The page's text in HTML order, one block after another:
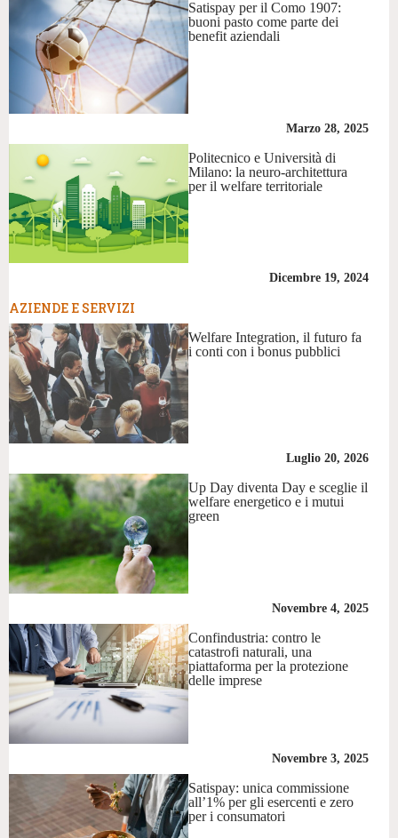
Satispay per il Como 1907:
buoni pasto come parte dei
benefit aziendali
Marzo 28, 2025
Politecnico e Università di
Milano: la neuro-architettura
per il welfare territoriale
Dicembre 19, 2024
AZIENDE E SERVIZI
Welfare Integration, il futuro fa
i conti con i bonus pubblici
Luglio 20, 2026
Up Day diventa Day e sceglie il
welfare energetico e i mutui
green
Novembre 4, 2025
Confindustria: contro le
catastrofi naturali, una
piattaforma per la protezione
delle imprese
Novembre 3, 2025
Satispay: unica commissione
all’1% per gli esercenti e zero
per i consumatori